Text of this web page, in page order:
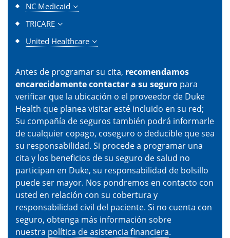
NC Medicaid
TRICARE
United Healthcare
Antes de programar su cita, recomendamos
encarecidamente contactar a su seguro para
verificar que la ubicación o el proveedor de Duke
Health que planea visitar esté incluido en su red;
Su compañía de seguros también podrá informarle
de cualquier copago, coseguro o deducible que sea
su responsabilidad. Si procede a programar una
cita y los beneficios de su seguro de salud no
participan en Duke, su responsabilidad de bolsillo
puede ser mayor. Nos pondremos en contacto con
usted en relación con su cobertura y
responsabilidad civil del paciente. Si no cuenta con
seguro, obtenga más información sobre
nuestra política de asistencia financiera.